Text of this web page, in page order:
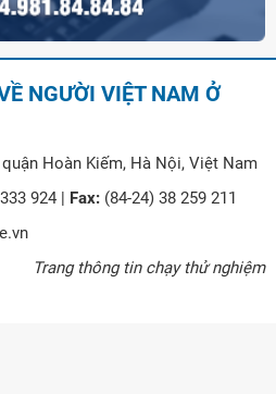
NGƯỜI VIỆT NAM Ở
Hoàn Kiếm, Hà Nội, Việt Nam
924 | Fax: (84-24) 38 259 211
Trang thông tin chạy thử nghiệm